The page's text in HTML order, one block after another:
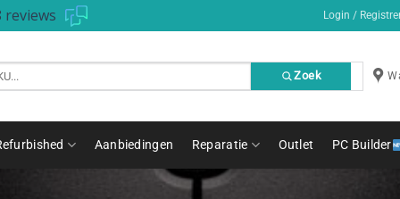
reviews Login /
Zoek
Aanbiedingen Reparatie Outlet PC Builder